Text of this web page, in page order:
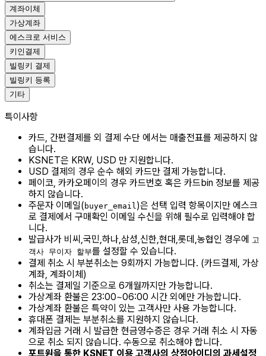
계좌이체
가상계좌
에스크로 서비스
키인결제
빌링키 결제
빌링키 등록
기타
특이사항
카드, 간편결제를 외 결제 수단 에서는 매출전표를 제공하지 않
습니다.
KSNET은 KRW, USD 만 지원합니다.
USD 결제의 경우 순수 해외 카드만 결제 가능합니다.
페이코, 카카오페이의 경우 카드번호 혹은 카드bin 정보를 제공
하지 않습니다.
주문자 이메일( buyer_email)은 선택 입력 항목이지만 에스크
로 결제에서 구매확인 이메일 수신을 위해 필수로 입력해야 합
니다.
발급사가 비씨,국민,하나,삼성,신한,현대,롯데,농협인 경우에
고
객사 무이자 할부를 설정할 수 있습니다.
결제 취소 시 부분취소는 9회까지 가능합니다. (카드결제, 가상
계좌, 계좌이체)
취소는 결제일 기준으로 6개월까지만 가능합니다.
가상계좌 환불은 23:00~06:00 시간 외에만 가능합니다.
가상계좌 환불은 특약이 있는 고객사만 사용 가능합니다.
휴대폰 결제는 부분취소를 지원하지 않습니다.
계좌입금 거래 시 발급한 현금영수증은 경우 거래 취소 시 자동
으로 취소 되지 않습니다. 수동으로 취소해야 합니다.
포트원을 통한 KSNET 이용 고객사의 상점아이디의 과세설정